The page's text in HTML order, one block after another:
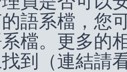
語系檔，您
檔。更多的
到（連結請